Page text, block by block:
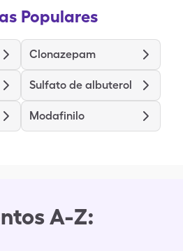
Populares
Clonazepam
Sulfato de albuterol
Modafinilo
A-Z: